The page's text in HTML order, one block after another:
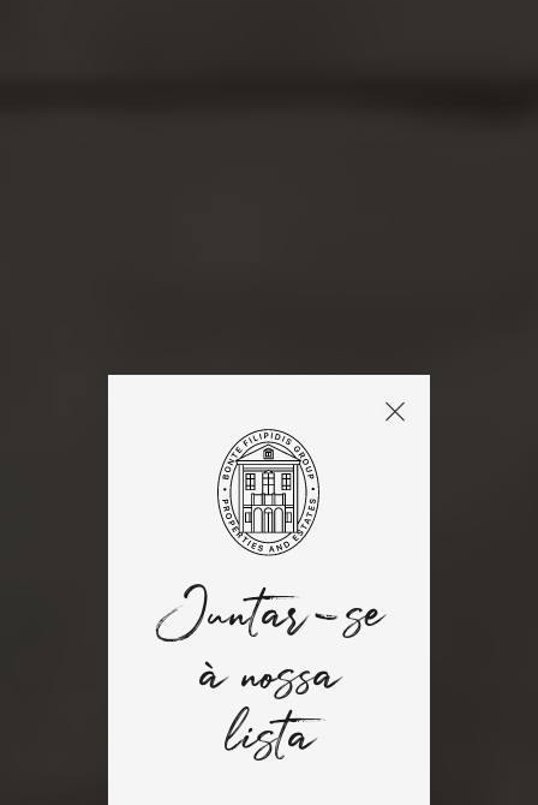
Juntar-se
à nossa
lista